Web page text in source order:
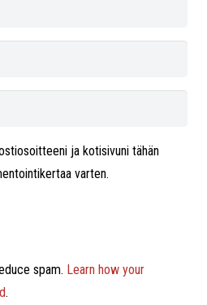
ja kotisivuni tähän
varten.
spam. Learn how your
.